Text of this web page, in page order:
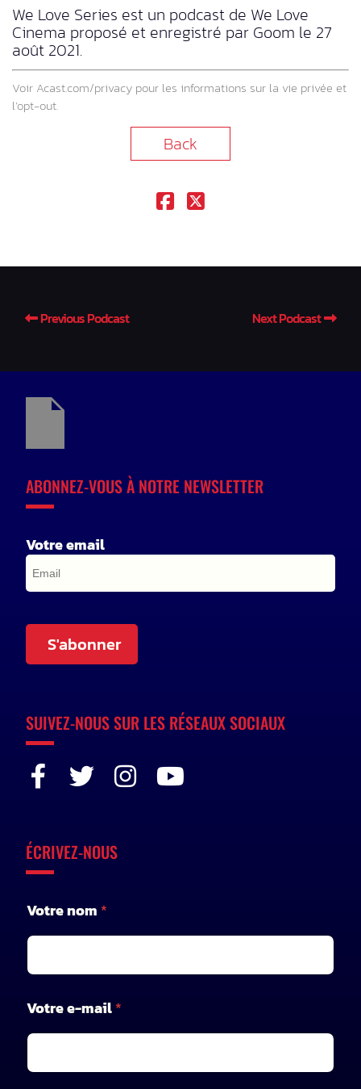
We Love Series est un podcast de We Love
Cinema proposé et enregistré par Goom le 27
août 2021.
Voir Acast.com/privacy pour les informations sur la vie privée et
l’opt-out.
Back
Previous Podcast Next Podcast
ABONNEZ-VOUS À NOTRE NEWSLETTER
Votre email
S'abonner
SUIVEZ-NOUS SUR LES RÉSEAUX SOCIAUX
ÉCRIVEZ-NOUS
Votre nom *
o
m
*
Votre e-mail*